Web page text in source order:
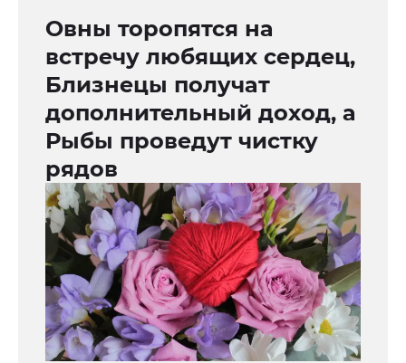
Овны торопятся на
встречу любящих сердец,
Близнецы получат
дополнительный доход, а
Рыбы проведут чистку
рядов